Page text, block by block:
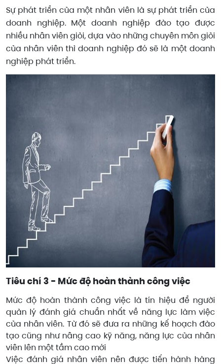
Sự phát triển của một nhân viên là sự phát triển của
doanh nghiệp. Một doanh nghiệp đào tạo được
nhiều nhân viên giỏi, dựa vào những chuyên môn giỏi
của nhân viên thì doanh nghiệp đó sẽ là một doanh
nghiệp phát triển.
Tiêu chí 3 - Mức độ hoàn thành công việc
Mức độ hoàn thành công việc là tín hiệu để người
quản lý đánh giá chuẩn nhất về năng lực làm việc
của nhân viên. Từ đó sẽ đưa ra những kế hoạch đào
tạo cũng như nâng cao kỹ năng, năng lực của nhân
viên lên một tầm cao mới
Việc đánh giá nhân viên nên được tiến hành hàng